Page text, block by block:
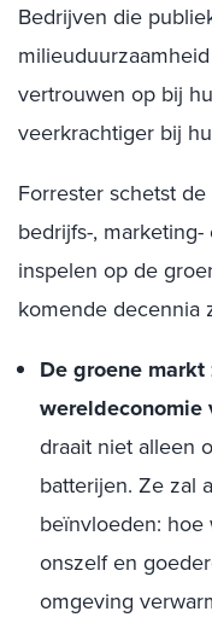
Bedrijven die
vertrouwen op bij
veerkrachtiger bij
Forrester schetst
bedrijfs-,
inspelen op de
komende decennia
De groene
wereldeconomie
draait niet alleen
batterijen. Ze zal
beïnvloeden:
onszelf en
omgeving